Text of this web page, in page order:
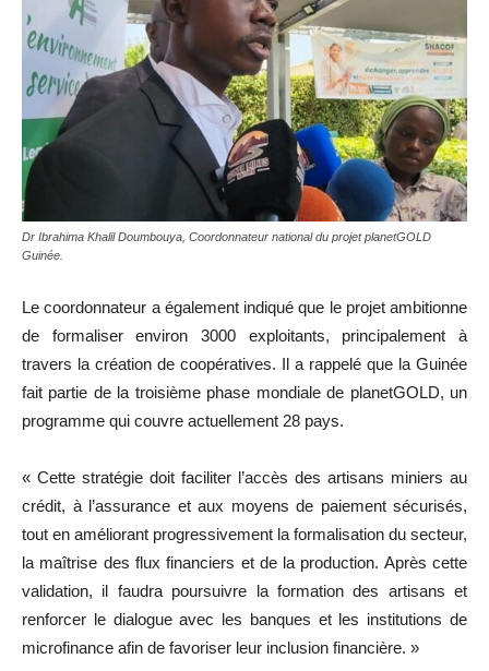
Dr Ibrahima Khalil Doumbouya, Coordonnateur national du projet planetGOLD
Guinée.
Le coordonnateur a également indiqué que le projet ambitionne
de formaliser environ 3000 exploitants, principalement à
travers la création de coopératives. Il a rappelé que la Guinée
fait partie de la troisième phase mondiale de planetGOLD, un
programme qui couvre actuellement 28 pays.
« Cette stratégie doit faciliter l’accès des artisans miniers au
crédit, à l’assurance et aux moyens de paiement sécurisés,
tout en améliorant progressivement la formalisation du secteur,
la maîtrise des flux financiers et de la production. Après cette
validation, il faudra poursuivre la formation des artisans et
renforcer le dialogue avec les banques et les institutions de
microfinance afin de favoriser leur inclusion financière. »